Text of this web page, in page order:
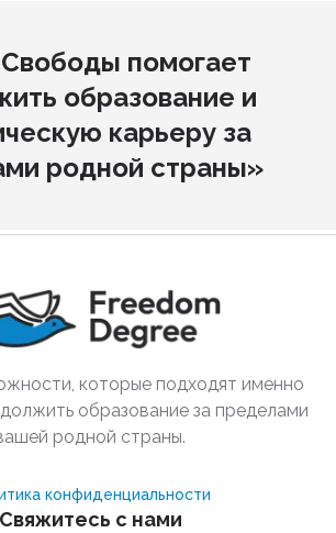
помогает
образование и
карьеру за
родной страны»
которые подходят именно
образование за пределами
родной страны.
конфиденциальности
Свяжитесь с нами